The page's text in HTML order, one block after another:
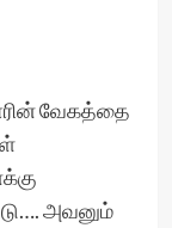
வேகத்தை
அவனும்